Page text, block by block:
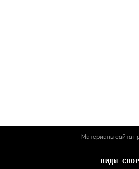
Материалы сайта
ВИДЫ